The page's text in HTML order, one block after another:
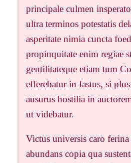
principale culmen
ultra terminos potestatis
asperitate nimia cuncta
propinquitate enim regiae
gentilitateque etiam tum
efferebatur in fastus, si
ausurus hostilia in
ut videbatur.
Victus universis caro ferina
abundans copia qua